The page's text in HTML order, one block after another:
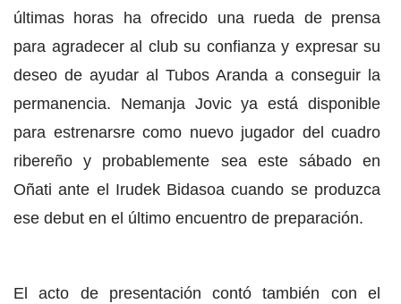
últimas horas ha ofrecido una rueda de prensa
para agradecer al club su confianza y expresar su
deseo de ayudar al Tubos Aranda a conseguir la
permanencia. Nemanja Jovic ya está disponible
para estrenarsre como nuevo jugador del cuadro
ribereño y probablemente sea este sábado en
Oñati ante el Irudek Bidasoa cuando se produzca
ese debut en el último encuentro de preparación.
El acto de presentación contó también con el